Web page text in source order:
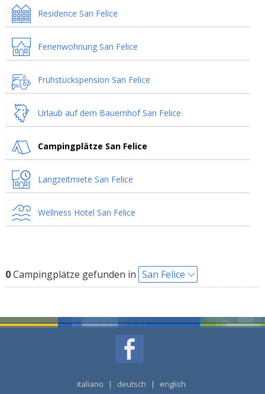
Residence San Felice
Ferienwohnung San Felice
Frühstückspension San Felice
Urlaub auf dem Bauernhof San Felice
Campingplätze San Felice
Langzeitmiete San Felice
Wellness Hotel San Felice
0Campingplätze gefunden in San Felice
italiano | deutsch | english